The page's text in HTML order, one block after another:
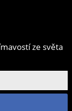
ze světa